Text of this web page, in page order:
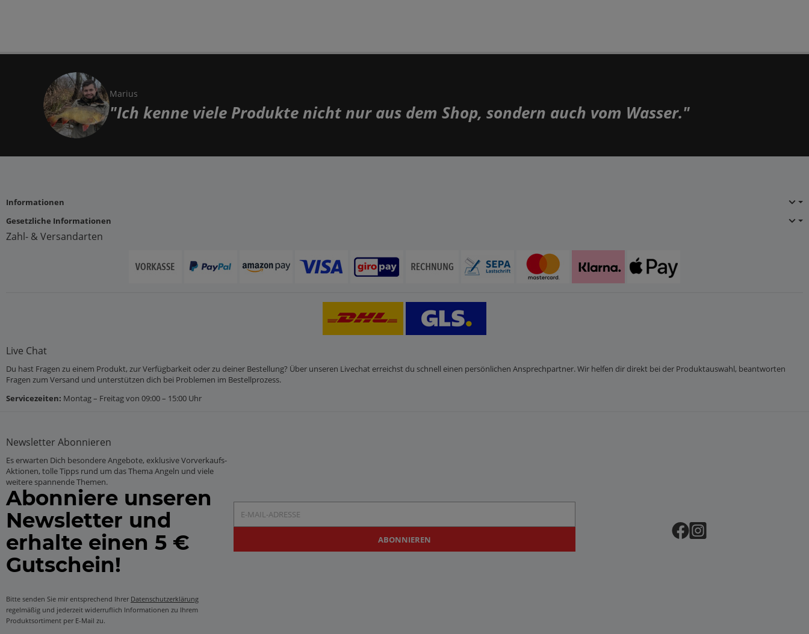
Marius
"Ich kenne viele Produkte nicht nur aus dem Shop, sondern auch vom Wasser."
Informationen
Gesetzliche Informationen
Zahl- & Versandarten
Live Chat
Du hast Fragen zu einem Produkt, zur Verfügbarkeit oder zu deiner Bestellung? Über unseren Livechat erreichst du schnell einen persönlichen Ansprechpartner. Wir helfen dir direkt bei der Produktauswahl, beantworten
Fragen zum Versand und unterstützen dich bei Problemen im Bestellprozess.
Servicezeiten: Montag – Freitag von 09:00 – 15:00 Uhr
Newsletter Abonnieren
Es erwarten Dich besondere Angebote, exklusive Vorverkaufs-
Aktionen, tolle Tipps rund um das Thema Angeln und viele
weitere spannende Themen.
Abonniere unseren
Newsletter und
erhalte einen 5 €
Gutschein!
Bitte senden Sie mir entsprechend Ihrer Datenschutzerklärung
regelmäßig und jederzeit widerruflich Informationen zu Ihrem
Produktsortiment per E-Mail zu.
ABONNIEREN